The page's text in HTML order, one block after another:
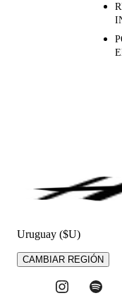
Uruguay ($U)
CAMBIAR REGIÓN